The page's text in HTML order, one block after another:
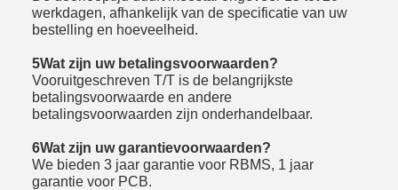
werkdagen, afhankelijk van de specificatie van uw
bestelling en hoeveelheid.
5Wat zijn uw betalingsvoorwaarden?
Vooruitgeschreven T/T is de belangrijkste
betalingsvoorwaarde en andere
betalingsvoorwaarden zijn onderhandelbaar.
6Wat zijn uw garantievoorwaarden?
We bieden 3 jaar garantie voor RBMS, 1 jaar
garantie voor PCB.